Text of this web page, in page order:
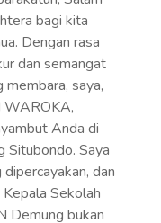
mereka. Visi
Demung"
yang
berdaya saing.
yang cepat ini,
dan program
ingin memastikan
dan siap